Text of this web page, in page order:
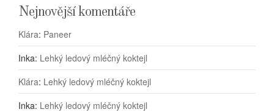
Nejnovější komentáře
Klára: Paneer
Inka: Lehký ledový mléčný koktejl
Klára: Lehký ledový mléčný koktejl
Inka: Lehký ledový mléčný koktejl